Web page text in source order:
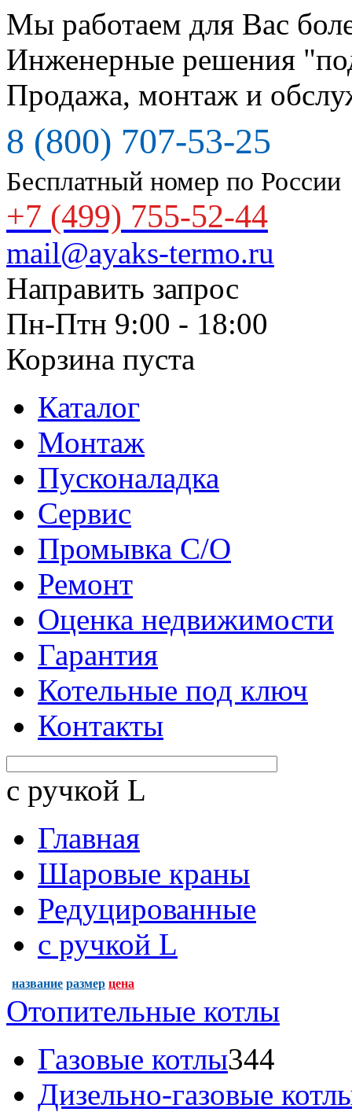
Мы работаем для Вас
Инженерные решения
Продажа, монтаж и
8 (800) 707-53-25
Бесплатный номер по России
+7 (499) 755-52-44
mail@ayaks-termo.ru
Направить запрос
Пн-Птн 9:00 - 18:00
Корзина пуста
Каталог
Монтаж
Пусконаладка
Сервис
Промывка С/О
Ремонт
Оценка недвижимости
Гарантия
Котельные под ключ
Контакты
c ручкой L
Главная
Шаровые краны
Редуцированные
c ручкой L
название размер цена
Отопительные котлы
Газовые котлы344
Дизельно-газовые